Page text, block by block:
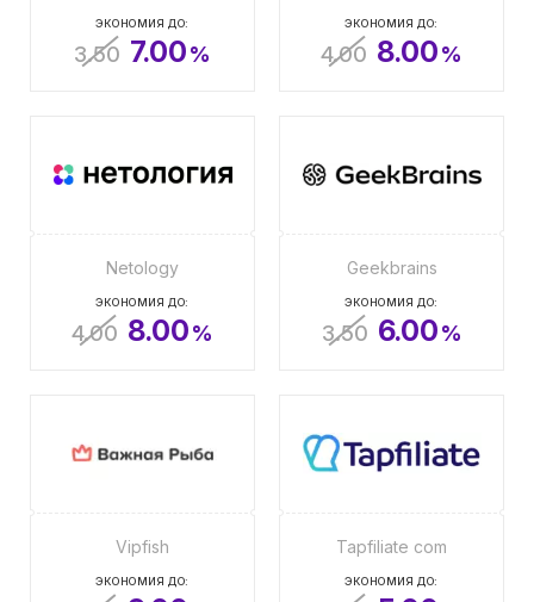
ЭКОНОМИЯ ДО:
3.50 7.00%
ЭКОНОМИЯ ДО:
4.00 8.00%
Netology
ЭКОНОМИЯ ДО:
4.00 8.00%
Geekbrains
ЭКОНОМИЯ ДО:
3.50 6.00%
Vipfish
ЭКОНОМИЯ ДО:
Tapfiliate com
ЭКОНОМИЯ ДО: